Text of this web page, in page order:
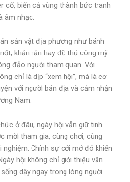
cổ, biến cả vùng thành bức tranh
âm nhạc.
sản vật địa phương như bánh
khăn rằn hay đồ thủ công mỹ
đảo người tham quan. Với
chỉ là dịp “xem hội”, mà là cơ
với người bản địa và cảm nhận
Nam.
ở đâu, ngày hội vẫn giữ tinh
mời tham gia, cùng chơi, cùng
nghiệm. Chính sự cởi mở đó khiến
hội không chỉ giới thiệu văn
dậy ngay trong lòng người